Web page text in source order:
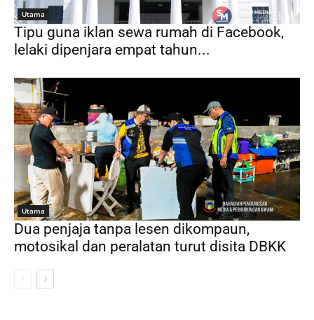
Utama
Tipu guna iklan sewa rumah di Facebook,
lelaki dipenjara empat tahun...
Utama
Dua penjaja tanpa lesen dikompaun,
motosikal dan peralatan turut disita DBKK